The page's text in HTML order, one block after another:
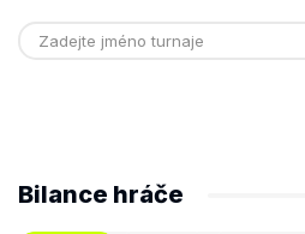
Bilance hráče